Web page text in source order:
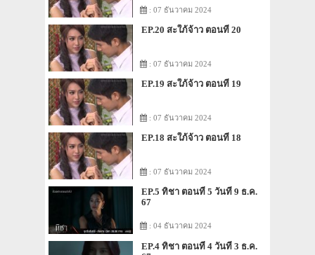
: 07 ธันวาคม 2024
EP.20 สะใภ้จ้าว ตอนที่ 20
: 07 ธันวาคม 2024
EP.19 สะใภ้จ้าว ตอนที่ 19
: 07 ธันวาคม 2024
EP.18 สะใภ้จ้าว ตอนที่ 18
: 07 ธันวาคม 2024
EP.5 ทิชา ตอนที่ 5 วันที่ 9 ธ.ค.
67
: 04 ธันวาคม 2024
EP.4 ทิชา ตอนที่ 4 วันที่ 3 ธ.ค.